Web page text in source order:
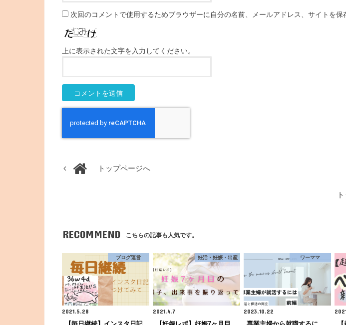
次回のコメントで使用するためブラウザーに自分の名前、メールアドレス、サイトを保
上に表示された文字を入力してください。
トップページへ
RECOMMEND こちらの記事も人気です。
ブログ運営
2021.5.28
妊活・妊娠・出産
2021.4.7
ワーママ
2023.10.22